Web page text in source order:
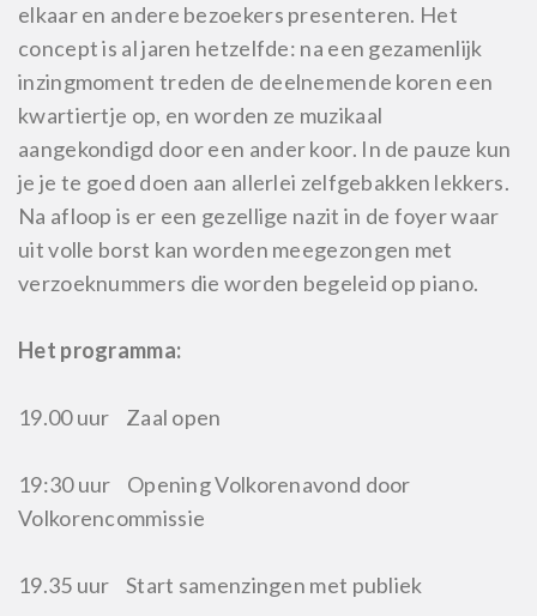
elkaar en andere bezoekers presenteren. Het
concept is al jaren hetzelfde: na een gezamenlijk
inzingmoment treden de deelnemende koren een
kwartiertje op, en worden ze muzikaal
aangekondigd door een ander koor. In de pauze kun
je je te goed doen aan allerlei zelfgebakken lekkers.
Na afloop is er een gezellige nazit in de foyer waar
uit volle borst kan worden meegezongen met
verzoeknummers die worden begeleid op piano.
Het programma:
19.00 uur Zaal open
19:30 uur Opening Volkorenavond door
Volkorencommissie
19.35 uur Start samenzingen met publiek